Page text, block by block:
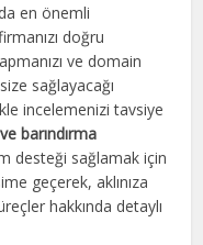
en önemli
doğru
ve domain
sağlayacağı
incelemenizi tavsiye
barındırma
desteği sağlamak için
geçerek, aklınıza
hakkında detaylı